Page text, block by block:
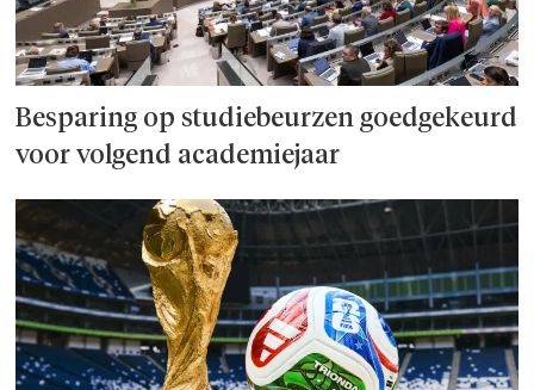
Besparing op studie­beurzen goed­ge­keurd
voor volgend academiejaar